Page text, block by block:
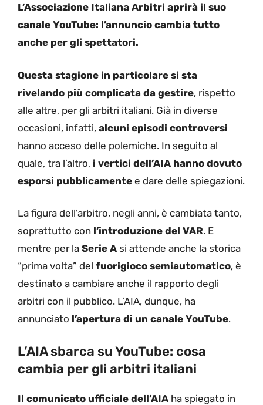
L’Associazione Italiana Arbitri aprirà il suo
canale YouTube: l’annuncio cambia tutto
anche per gli spettatori.
Questa stagione in particolare si sta
rivelando più complicata da gestire, rispetto
alle altre, per gli arbitri italiani. Già in diverse
occasioni, infatti, alcuni episodi controversi
hanno acceso delle polemiche. In seguito al
quale, tra l’altro, i vertici dell’AIA hanno dovuto
esporsi pubblicamente e dare delle spiegazioni.
La figura dell’arbitro, negli anni, è cambiata tanto,
soprattutto con l’introduzione del VAR. E
mentre per la Serie A si attende anche la storica
“prima volta” del fuorigioco semiautomatico, è
destinato a cambiare anche il rapporto degli
arbitri con il pubblico. L’AIA, dunque, ha
annunciato l’apertura di un canale YouTube.
L’AIA sbarca su YouTube: cosa
cambia per gli arbitri italiani
Il comunicato ufficiale dell’AIA ha spiegato in